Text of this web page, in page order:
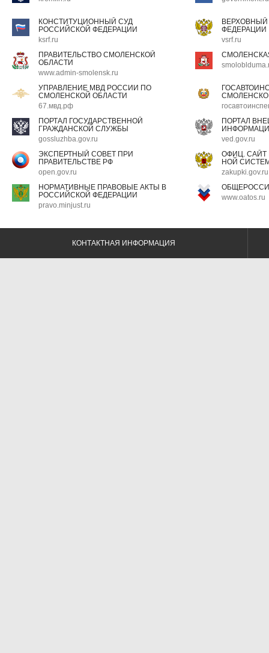
КОНСТИТУЦИОННЫЙ СУД
РОССИЙСКОЙ ФЕДЕРАЦИИ
ksrf.ru
ФЕДЕРАЦИИ
vsrf.ru
ПРАВИТЕЛЬСТВО СМОЛЕНСКОЙ
ОБЛАСТИ
www.admin-smolensk.ru
УПРАВЛЕНИЕ МВД РОССИИ ПО
СМОЛЕНСКОЙ ОБЛАСТИ
67.мвд.рф
ПОРТАЛ ГОСУДАРСТВЕННОЙ
ГРАЖДАНСКОЙ СЛУЖБЫ
gossluzhba.gov.ru
ПОРТАЛ
ved.gov.ru
ЭКСПЕРТНЫЙ СОВЕТ ПРИ
ПРАВИТЕЛЬСТВЕ РФ
open.gov.ru
ОФИЦ.
НОЙ
zakupki.gov.ru
НОРМАТИВНЫЕ ПРАВОВЫЕ АКТЫ В
РОССИЙСКОЙ ФЕДЕРАЦИИ
pravo.minjust.ru
www.oatos.ru
КОНТАКТНАЯ ИНФОРМАЦИЯ